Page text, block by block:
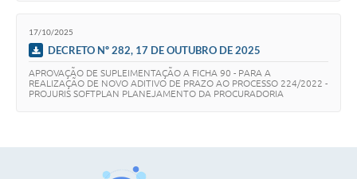
Contas Públicas
Links
Telefones Úteis
17/10/2025
DECRETO Nº 282, 17 DE OUTUBRO DE 2025
APROVAÇÃO DE SUPLEIMENTAÇÃO A FICHA 90 - PARA A
REALIZAÇÃO DE NOVO ADITIVO DE PRAZO AO PROCESSO 224/2022 -
PROJURIS SOFTPLAN PLANEJAMENTO DA PROCURADORIA